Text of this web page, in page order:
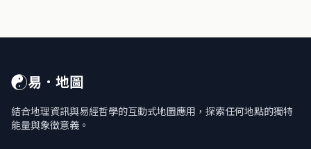
☯易．地圖
結合地理資訊與易經哲學的互動式地圖應用，探索任何地點的獨特
能量與象徵意義。